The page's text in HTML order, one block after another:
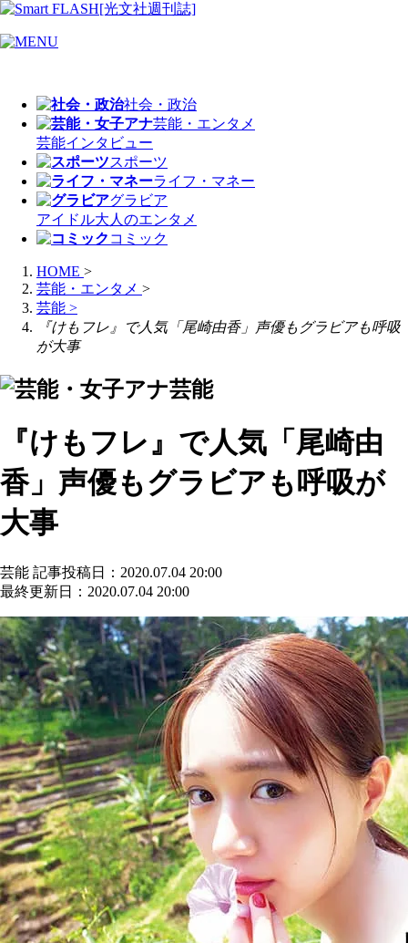
社会・政治
芸能・エンタメ
芸能インタビュー
スポーツ
ライフ・マネー
グラビア
アイドル大人のエンタメ
コミック
HOME >
芸能・エンタメ >
芸能 >
『けもフレ』で人気「尾崎由香」声優もグラビアも呼吸
が大事
芸能
『けもフレ』で人気「尾崎由
香」声優もグラビアも呼吸が
大事
芸能 記事投稿日：2020.07.04 20:00
最終更新日：2020.07.04 20:00